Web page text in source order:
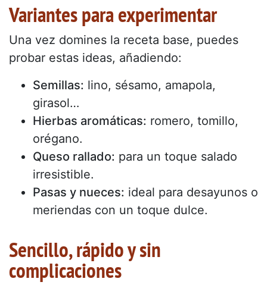
Variantes para experimentar
Una vez domines la receta base, puedes
probar estas ideas, añadiendo:
Semillas: lino, sésamo, amapola,
girasol…
Hierbas aromáticas: romero, tomillo,
orégano.
Queso rallado: para un toque salado
irresistible.
Pasas y nueces: ideal para desayunos o
meriendas con un toque dulce.
Sencillo, rápido y sin
complicaciones